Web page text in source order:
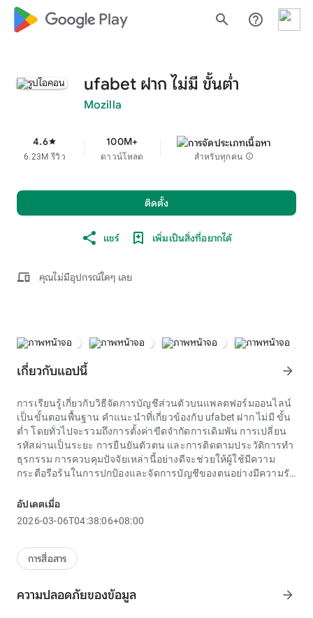
google_logo Play search help_outline
ufabet ฝาก ไม่มี ขั้นต่ำ
Mozilla
4.6star
6.23M รีวิว
100M+
ดาวน์โหลด สำหรับทุกคน info
ติดตั้ง
แชร์ เพิ่มเป็นสิ่งที่อยากได้
devices คุณไม่มีอุปกรณ์ใดๆ เลย
เกี่ยวกับแอปนี้ arrow_forward
การเรียนรู้เกี่ยวกับวิธีจัดการบัญชีส่วนตัวบนแพลตฟอร์มออนไลน์
เป็นขั้นตอนพื้นฐาน คำแนะนำที่เกี่ยวข้องกับ ufabet ฝาก ไม่มี ขั้น
ต่ำ โดยทั่วไปจะรวมถึงการตั้งค่าขีดจำกัดการเดิมพัน การเปลี่ยน
รหัสผ่านเป็นระยะ การยืนยันตัวตน และการติดตามประวัติการทำ
ธุรกรรม การควบคุมปัจจัยเหล่านี้อย่างดีจะช่วยให้ผู้ใช้มีความ
กระตือรือร้นในการปกป้องและจัดการบัญชีของตนอย่างมีความรับ
การพูดคุยกันอย่างถึงพริกถึงขิงในชุมชนผู้ใช้ การทำความเข้าใจ
โครงสร้างและกฎโดยละเอียดเมื่อพูดถึง ufabet ฝาก ไม่มี ขั้นต่ำ
รางวัลในงานเป็นสิ่งสำคัญในการประเมินความน่าดึงดูดโดยรวม
ในโลกของกีฬาออนไลน์ แพลตฟอร์ม ufabet ฝาก ไม่มี ขั้นต่ำ เรียก
หลากหลายตั้งแต่ทัวร์นาเมนต์ระดับนานาชาติไปจนถึงทัวร์นา
อัปเดตเมื่อ
2026-03-06T04:38:06+08:00
การสื่อสาร
ความปลอดภัยของข้อมูล arrow_forward